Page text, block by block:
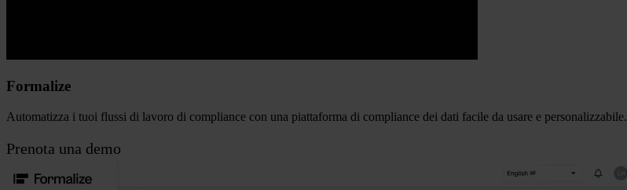
Formalize
Automatizza i tuoi flussi di lavoro di compliance con una piattaforma di compliance dei dati facile da usare e personalizzabile.
Prenota una demo